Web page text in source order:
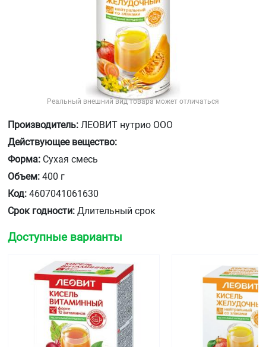
Реальный внешний вид товара может отличаться
Производитель: ЛЕОВИТ нутрио ООО
Действующее вещество:
Форма: Сухая смесь
Объем: 400 г
Код: 4607041061630
Срок годности: Длительный срок
Доступные варианты